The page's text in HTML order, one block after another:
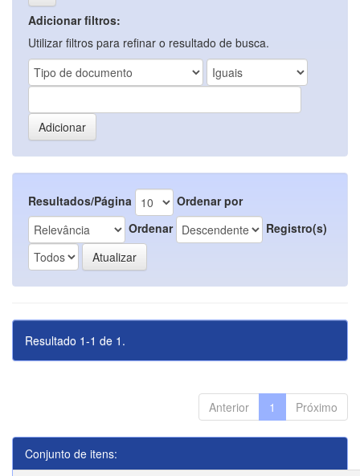
Adicionar filtros:
Utilizar filtros para refinar o resultado de busca.
Resultados/Página
Ordenar por
Ordenar
Registro(s)
Resultado 1-1 de 1.
Anterior 1 Próximo
Conjunto de itens: